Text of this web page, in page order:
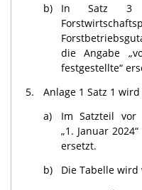
b)
In Satz 3
die Angabe
festgestellte“
5.
Anlage 1 Satz 1
a)
Im Satzteil
„1. Januar
ersetzt.
b)
Die Tabelle